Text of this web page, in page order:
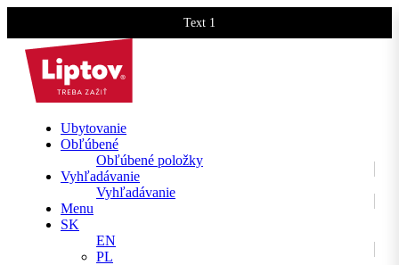
Text 1
Ubytovanie
Obľúbené
Obľúbené položky
Vyhľadávanie
Vyhľadávanie
Menu
SK
EN
PL